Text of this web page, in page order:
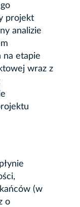
projekt
analizie
na etapie
wraz z
(w
o